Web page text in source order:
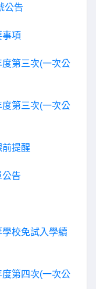
公告
事項
第三次(一次公
第三次(一次公
提醒
公告
校免試入學續
第四次(一次公